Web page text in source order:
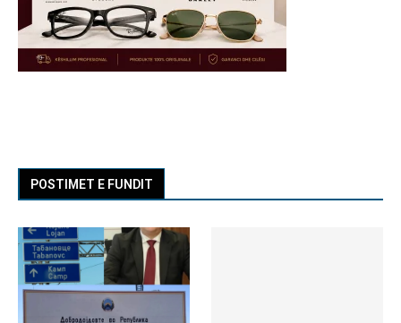
POSTIMET E FUNDIT